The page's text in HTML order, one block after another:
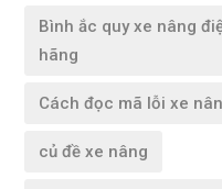
Bình ắc quy xe nâng
hãng
Cách đọc mã lỗi xe
củ đề xe nâng